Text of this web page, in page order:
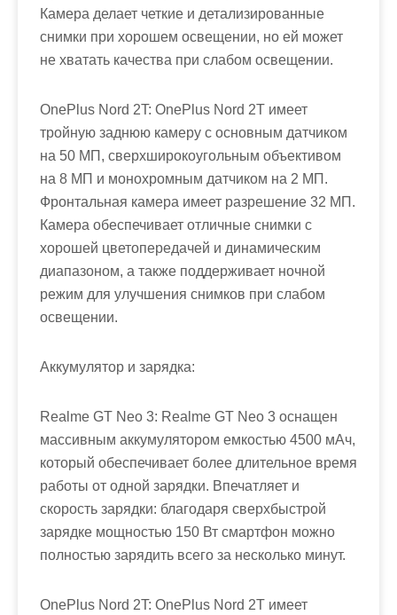
Камера делает четкие и детализированные
снимки при хорошем освещении, но ей может
не хватать качества при слабом освещении.
OnePlus Nord 2T: OnePlus Nord 2T имеет
тройную заднюю камеру с основным датчиком
на 50 МП, сверхширокоугольным объективом
на 8 МП и монохромным датчиком на 2 МП.
Фронтальная камера имеет разрешение 32 МП.
Камера обеспечивает отличные снимки с
хорошей цветопередачей и динамическим
диапазоном, а также поддерживает ночной
режим для улучшения снимков при слабом
освещении.
Аккумулятор и зарядка:
Realme GT Neo 3: Realme GT Neo 3 оснащен
массивным аккумулятором емкостью 4500 мАч,
который обеспечивает более длительное время
работы от одной зарядки. Впечатляет и
скорость зарядки: благодаря сверхбыстрой
зарядке мощностью 150 Вт смартфон можно
полностью зарядить всего за несколько минут.
OnePlus Nord 2T: OnePlus Nord 2T имеет